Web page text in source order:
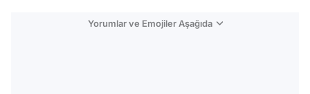
Yorumlar ve Emojiler Aşağıda